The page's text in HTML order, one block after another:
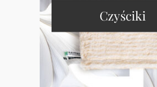
Czyściki